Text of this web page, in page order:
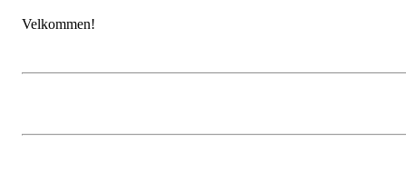
Velkommen!